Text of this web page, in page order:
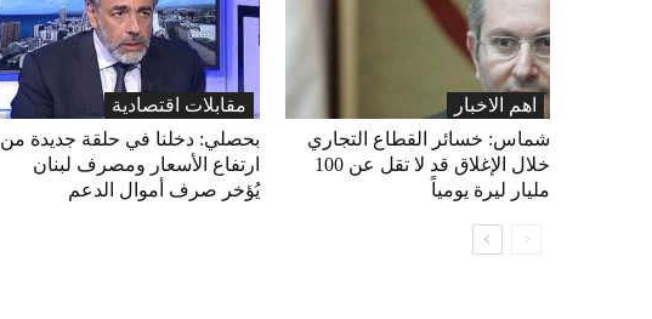
مقابلات اقتصادية
بحصلي: دخلنا في حلقة جديدة من
ارتفاع الأسعار ومصرف لبنان
يُؤخر صرف أموال الدعم
اهم الاخبار
شماس: خسائر القطاع التجاري
خلال الإغلاق قد لا تقل عن 100
مليار ليرة يومياً